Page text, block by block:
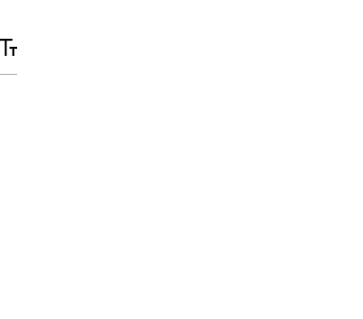
调
大